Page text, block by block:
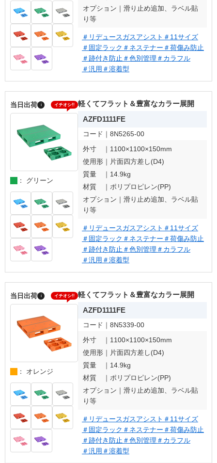
オプション｜ 滑り止め追加、ラベル貼
り等
＃リデュースガスアシスト ＃11サイズ
＃固定ラック ＃ネステナー ＃荷傷み防止
＃跡付き防止 ＃色別管理 ＃カラフル
＃汎用 ＃溶着型
当日出荷 i イチオシ!!
： グリーン
軽くてフラット＆豊富なカラー展開
AZFD1111FE
コード｜ 8N5265-00
外寸 ｜ 1100×1100×150mm
使用形｜ 片面四方差し(D4)
質量 ｜ 14.9kg
材質 ｜ ポリプロピレン(PP)
オプション｜ 滑り止め追加、ラベル貼
り等
＃リデュースガスアシスト ＃11サイズ
＃固定ラック ＃ネステナー ＃荷傷み防止
＃跡付き防止 ＃色別管理 ＃カラフル
＃汎用 ＃溶着型
当日出荷 i イチオシ!!
： オレンジ
軽くてフラット＆豊富なカラー展開
AZFD1111FE
コード｜ 8N5339-00
外寸 ｜ 1100×1100×150mm
使用形｜ 片面四方差し(D4)
質量 ｜ 14.9kg
材質 ｜ ポリプロピレン(PP)
オプション｜ 滑り止め追加、ラベル貼
り等
＃リデュースガスアシスト ＃11サイズ
＃固定ラック ＃ネステナー ＃荷傷み防止
＃跡付き防止 ＃色別管理 ＃カラフル
＃汎用 ＃溶着型